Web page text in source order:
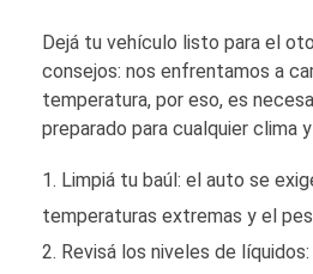
Dejá tu vehículo listo para el
consejos: nos enfrentamos a
temperatura, por eso, es
preparado para cualquier clima
Limpiá tu baúl: el auto se
temperaturas extremas y el
Revisá los niveles de